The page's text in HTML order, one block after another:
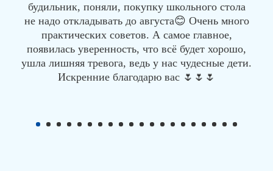
будильник, поняли, покупку школьного стола
не надо откладывать до августа😊 Очень много
практических советов. А самое главное,
появилась уверенность, что всё будет хорошо,
ушла лишняя тревога, ведь у нас чудесные дети.
Искренние благодарю вас 🌷🌷🌷